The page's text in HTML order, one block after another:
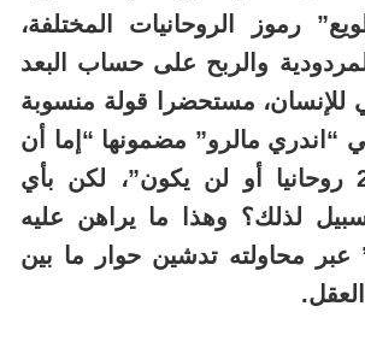
رموز الروحانيات المختلفة،
والربح على حساب البعد
للإنسان، مستحضرا قولة منسوبة
“اندري مالرو” مضمونها “إما أن
يكون القرن 21 روحانيا أو لن يكون”، لكن بأي
لذلك؟ وهذا ما يراهن عليه
عبر محاولته تدشين حوار ما بين